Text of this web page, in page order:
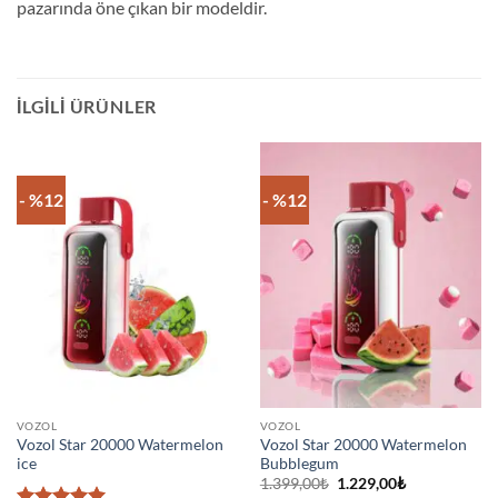
pazarında öne çıkan bir modeldir.
İLGILI ÜRÜNLER
- %12
VOZOL
Vozol Star 20000 Watermelon
ice
- %12
VOZOL
Vozol Star 20000 Watermelon
Bubblegum
1.399,00₺ Orijinal
1.229,00₺Şu